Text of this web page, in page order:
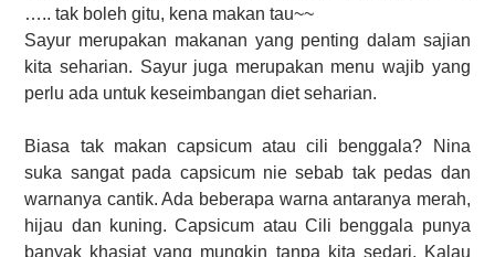
….. tak boleh gitu, kena makan tau~~
Sayur merupakan makanan yang penting dalam sajian
kita seharian. Sayur juga merupakan menu wajib yang
perlu ada untuk keseimbangan diet seharian.
Biasa tak makan capsicum atau cili benggala? Nina
suka sangat pada capsicum nie sebab tak pedas dan
warnanya cantik. Ada beberapa warna antaranya merah,
hijau dan kuning.Capsicum atau Cili benggala punya
banyak khasiat yang mungkin tanpa kita sedari. Kalau